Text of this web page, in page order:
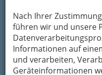
Nach Ihrer Zustimmung
führen wir und unsere
Informationen auf
und verarbeiten,
Geräteinformationen
Audio lab
Reininghausstraße
Karte & Routenplaner